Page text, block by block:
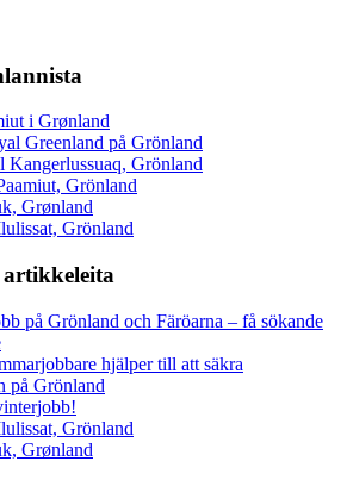
i Grønland
Greenland på Grönland
Kangerlussuaq, Grönland
Grönland
Grønland
Grönland
artikkeleita
på Grönland och Färöarna – få sökande
hjälper till att säkra
på Grönland
Grönland
Grønland